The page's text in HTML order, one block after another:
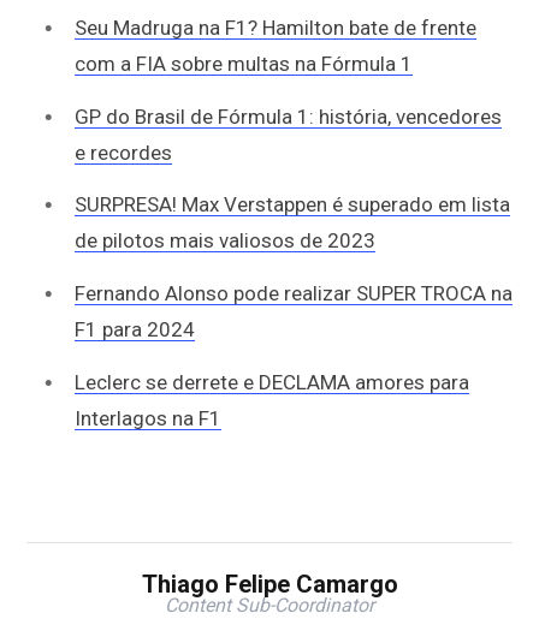
Seu Madruga na F1? Hamilton bate de frente
com a FIA sobre multas na Fórmula 1
GP do Brasil de Fórmula 1: história, vencedores
e recordes
SURPRESA! Max Verstappen é superado em lista
de pilotos mais valiosos de 2023
Fernando Alonso pode realizar SUPER TROCA na
F1 para 2024
Leclerc se derrete e DECLAMA amores para
Interlagos na F1
Thiago Felipe Camargo
Content Sub-Coordinator